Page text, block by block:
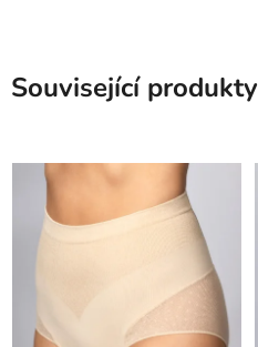
Související produkty